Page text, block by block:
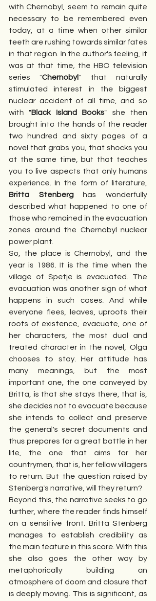
with Chernobyl, seem to remain quite
necessary to be remembered even
today, at a time when other similar
teeth are rushing towards similar fates
in that region. In the author's feeling, it
was at that time, the HBO television
series "Chernobyl" that naturally
stimulated interest in the biggest
nuclear accident of all time, and so
with "Black Island Books" she then
brought into the hands of the reader
two hundred and sixty pages of a
novel that grabs you, that shocks you
at the same time, but that teaches
you to live aspects that only humans
Britta Stenberg has wonderfully
described what happened to one of
those who remained in the evacuation
zones around the Chernobyl nuclear
power plant.
So, the place is Chernobyl, and the
year is 1986. It is the time when the
village of Spetje is evacuated. The
evacuation was another sign of what
happens in such cases. And while
everyone flees, leaves, uproots their
roots of existence, evacuate, one of
her characters, the most dual and
treated character in the novel, Olga
chooses to stay. Her attitude has
many meanings, but the most
important one, the one conveyed by
Britta, is that she stays there, that is,
she decides not to evacuate because
she intends to collect and preserve
the general's secret documents and
thus prepares for a great battle in her
life, the one that aims for her
countrymen, that is, her fellow villagers
to return. But the question raised by
Stenberg's narrative, will they return?
Beyond this, the narrative seeks to go
further, where the reader finds himself
on a sensitive front. Britta Stenberg
manages to establish credibility as
the main feature in this score. With this
she also goes the other way by
metaphorically building an
atmosphere of doom and closure that
is deeply moving. This is significant, as